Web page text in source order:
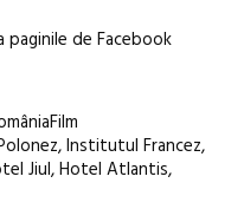
de Facebook
Institutul Francez,
Jiul, Hotel Atlantis,